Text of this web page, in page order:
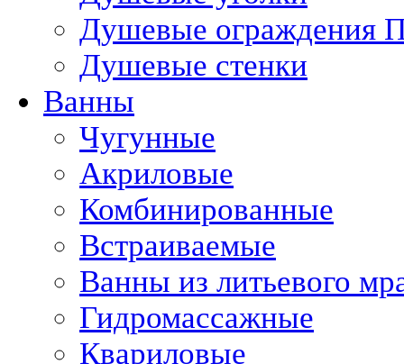
Душевые ограждения
Душевые стенки
Ванны
Чугунные
Акриловые
Комбинированные
Встраиваемые
Ванны из литьевого
Гидромассажные
Квариловые